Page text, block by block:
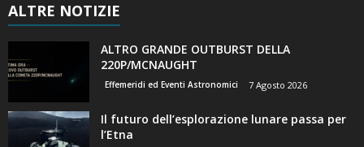
ALTRE NOTIZIE
ALTRO GRANDE OUTBURST DELLA
220P/MCNAUGHT
Effemeridi ed Eventi Astronomici 7 Agosto 2026
Il futuro dell’esplorazione lunare passa per
l’Etna